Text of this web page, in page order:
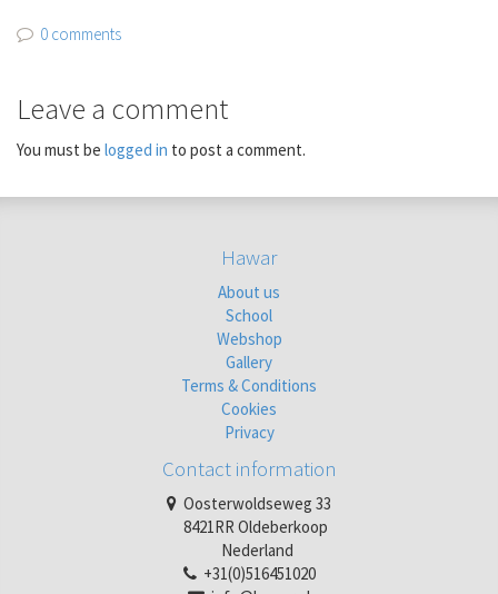
0 comments
Leave a comment
You must be logged in to post a comment.
Hawar
About us
School
Webshop
Gallery
Terms & Conditions
Cookies
Privacy
Contact information
Oosterwoldseweg 33
8421RR Oldeberkoop
Nederland
+31(0)516451020